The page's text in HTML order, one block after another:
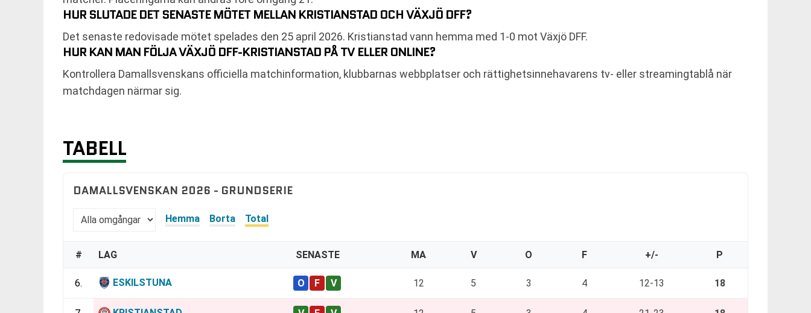
HUR SLUTADE DET SENASTE MÖTET MELLAN KRISTIANSTAD OCH VÄXJÖ DFF?
Det senaste redovisade mötet spelades den 25 april 2026. Kristianstad vann hemma med 1-0 mot Växjö DFF.
HUR KAN MAN FÖLJA VÄXJÖ DFF-KRISTIANSTAD PÅ TV ELLER ONLINE?
Kontrollera Damallsvenskans officiella matchinformation, klubbarnas webbplatser och rättighetsinnehavarens tv- eller streamingtablå när
matchdagen närmar sig.
TABELL
DAMALLSVENSKAN 2026 - GRUNDSERIE
Hemma Borta Total
# LAG SENASTE MA V O F +/- P
6. ESKILSTUNA 12 5 3 4 12-13 18